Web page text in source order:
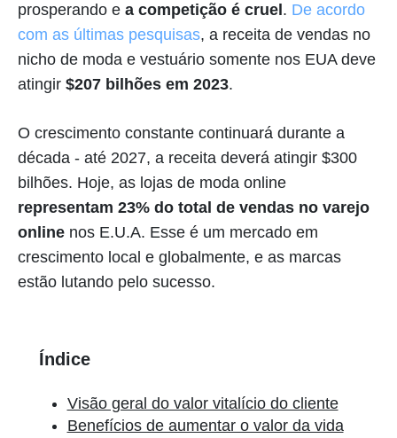
prosperando e a competição é cruel . De acordo
com as últimas pesquisas, a receita de vendas no
nicho de moda e vestuário somente nos EUA deve
atingir $207 bilhões em 2023.
O crescimento constante continuará durante a
década - até 2027, a receita deverá atingir $300
bilhões. Hoje, as lojas de moda online
representam 23% do total de vendas no varejo
online nos E.U.A. Esse é um mercado em
crescimento local e globalmente, e as marcas
estão lutando pelo sucesso.
Índice
Visão geral do valor vitalício do cliente
Benefícios de aumentar o valor da vida